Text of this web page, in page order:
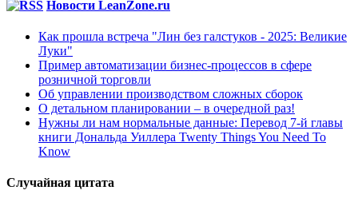
Новости LeanZone.ru
Как прошла встреча "Лин без галстуков - 2025: Великие
Луки"
Пример автоматизации бизнес-процессов в сфере
розничной торговли
Об управлении производством сложных сборок
О детальном планировании – в очередной раз!
Нужны ли нам нормальные данные: Перевод 7-й главы
книги Дональда Уиллера Twenty Things You Need To
Know
Случайная цитата